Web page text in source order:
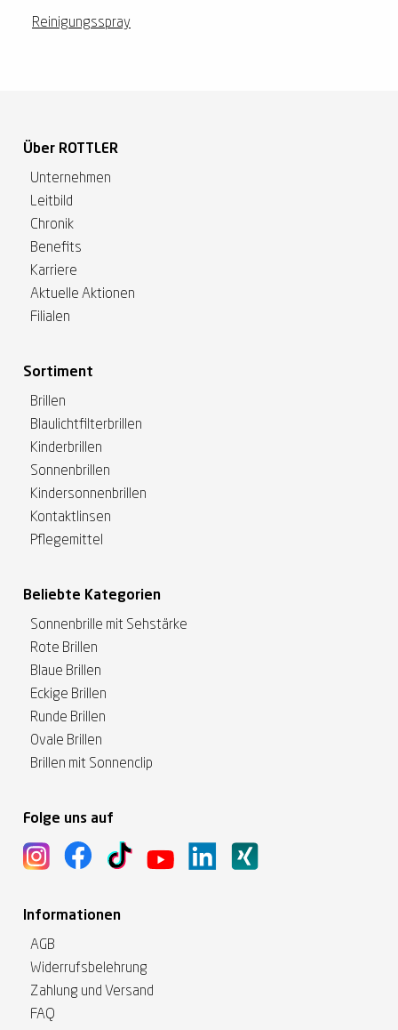
Reinigungsspray
Über ROTTLER
Unternehmen
Leitbild
Chronik
Benefits
Karriere
Aktuelle Aktionen
Filialen
Sortiment
Brillen
Blaulichtfilterbrillen
Kinderbrillen
Sonnenbrillen
Kindersonnenbrillen
Kontaktlinsen
Pflegemittel
Beliebte Kategorien
Sonnenbrille mit Sehstärke
Rote Brillen
Blaue Brillen
Eckige Brillen
Runde Brillen
Ovale Brillen
Brillen mit Sonnenclip
Folge uns auf
Informationen
AGB
Widerrufsbelehrung
Zahlung und Versand
FAQ